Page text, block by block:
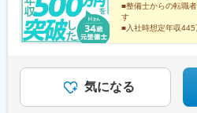
都)、立川南駅、府中本町駅、小
千住駅、古庄駅、新浜松駅、黄金
屋駅、新川駅(愛知県)、西一宮駅
■整備士からの転職
す
■入社時想定年収
気になる